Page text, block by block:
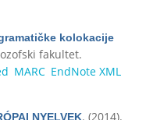
kolokacije
fakultet.
MARC EndNote XML
NYELVEK. (2014).